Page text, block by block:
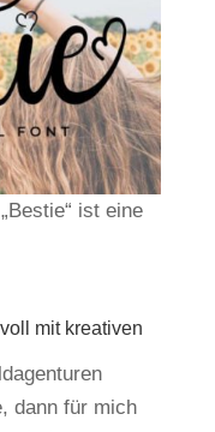
ist eine
mit kreativen
dann für mich